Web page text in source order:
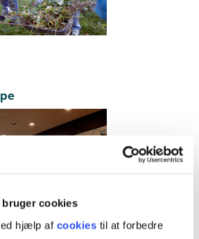
bruger cookies
hjælp af cookies til at forbedre